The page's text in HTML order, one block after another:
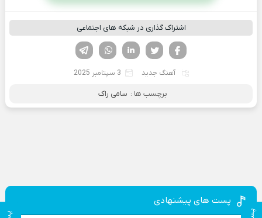
اشتراک گذاری در شبکه های اجتماعی
لینکدین تویتر
فیسوک
آهنگ جدید 3 سپتامبر 2025
برچسب ها : سامی راک
پست های پیشنهادی